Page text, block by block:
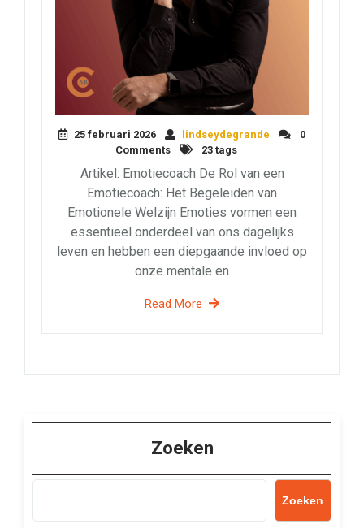
25 februari 2026 lindseydegrande
0
Comments
23 tags
Artikel: Emotiecoach De Rol van een
Emotiecoach: Het Begeleiden van
Emotionele Welzijn Emoties vormen een
essentieel onderdeel van ons dagelijks
leven en hebben een diepgaande invloed op
onze mentale en
Read More
Zoeken
Zoeken